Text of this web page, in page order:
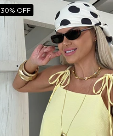
30% OFF